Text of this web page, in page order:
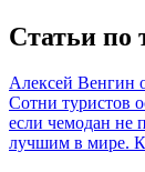
Статьи по
Алексей Венгин
Сотни туристов
если чемодан не
лучшим в мире.